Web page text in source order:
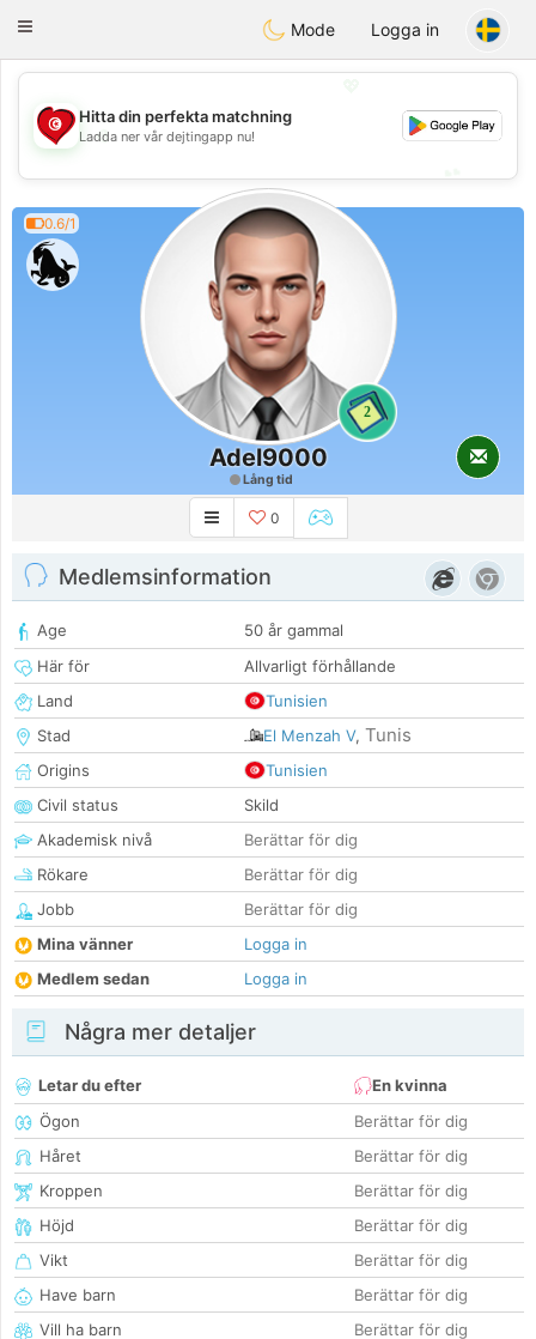
Tunisia Dating
Toggle
Mode Logga in
💖
💕
Hitta din perfekta matchning
Ladda ner vår dejtingapp nu!
0.6/1
2
Adel9000
Lång tid
0
Medlemsinformation
Age
50 år gammal
Här för
Allvarligt förhållande
Land
Tunisien
Stad
El Menzah V, Tunis
Origins
Tunisien
Civil status
Skild
Akademisk nivå
Berättar för dig
Rökare
Berättar för dig
Jobb
Berättar för dig
Mina vänner
Logga in
Medlem sedan
Logga in
Några mer detaljer
Letar du efter
En kvinna
Ögon
Berättar för dig
Håret
Berättar för dig
Kroppen
Berättar för dig
Höjd
Berättar för dig
Vikt
Berättar för dig
Have barn
Berättar för dig
Vill ha barn
Berättar för dig